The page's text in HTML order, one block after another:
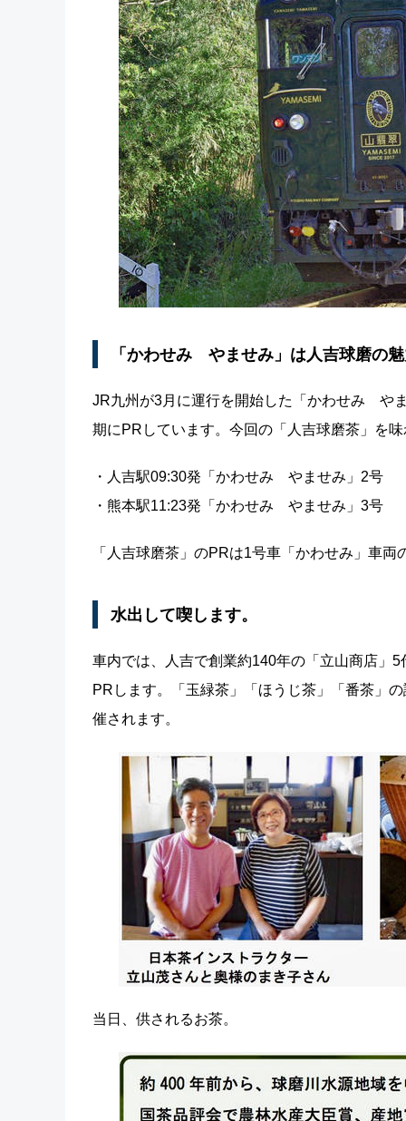
「かわせみ やませみ」は人吉球磨の
JR九州が3月に運行を開始した「かわせみ や
期にPRしています。今回の「人吉球磨茶」を
・人吉駅09:30発「かわせみ やませみ」2号
・熊本駅11:23発「かわせみ やませみ」3号
「人吉球磨茶」のPRは1号車「かわせみ」車
水出して喫します。
車内では、人吉で創業約140年の「立山商店」
PRします。「玉緑茶」「ほうじ茶」「番茶」
催されます。
当日、供されるお茶。